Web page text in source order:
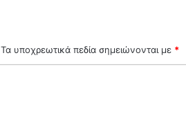
Τα υποχρεωτικά πεδία σημειώνονται με *